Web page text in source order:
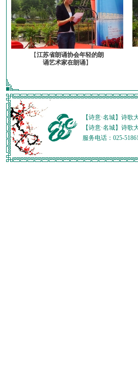
【江苏省朗诵协会年轻的朗
诵艺术家在朗诵】
【诗意·名城】诗
【诗意·名城】诗
服务电话：025-